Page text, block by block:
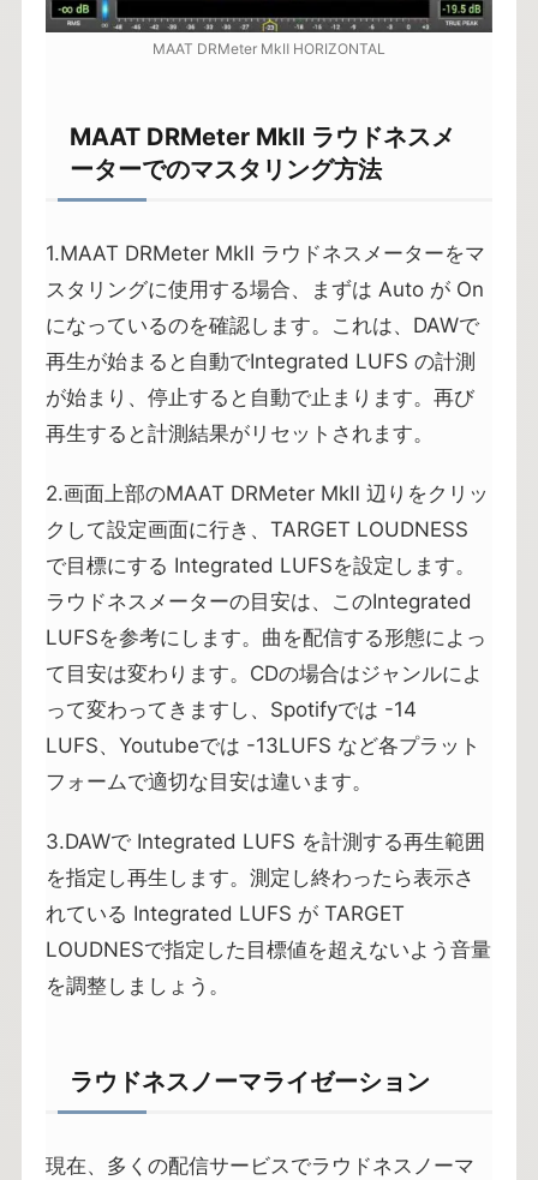
MAAT DRMeter MkⅡ HORIZONTAL
MAAT DRMeter MkⅡ ラウドネスメ
ーターでのマスタリング方法
1.MAAT DRMeter MkⅡ ラウドネスメーターをマ
スタリングに使用する場合、まずは Auto が On
になっているのを確認します。これは、DAWで
再生が始まると自動でIntegrated LUFS の計測
が始まり、停止すると自動で止まります。再び
再生すると計測結果がリセットされます。
2.画面上部のMAAT DRMeter MkⅡ 辺りをクリッ
クして設定画面に行き、TARGET LOUDNESS
で目標にする Integrated LUFSを設定します。
ラウドネスメーターの目安は、このIntegrated
LUFSを参考にします。曲を配信する形態によっ
て目安は変わります。CDの場合はジャンルによ
って変わってきますし、Spotifyでは -14
LUFS、Youtubeでは -13LUFS など各プラット
フォームで適切な目安は違います。
3.DAWで Integrated LUFS を計測する再生範囲
を指定し再生します。測定し終わったら表示さ
れている Integrated LUFS が TARGET
LOUDNESで指定した目標値を超えないよう音量
を調整しましょう。
ラウドネスノーマライゼーション
現在、多くの配信サービスでラウドネスノーマ